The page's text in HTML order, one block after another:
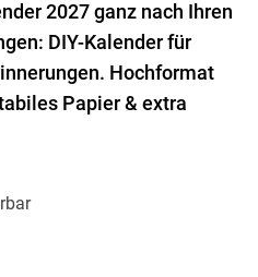
2027 ganz nach Ihren
DIY-Kalender für
Hochformat
Papier & extra